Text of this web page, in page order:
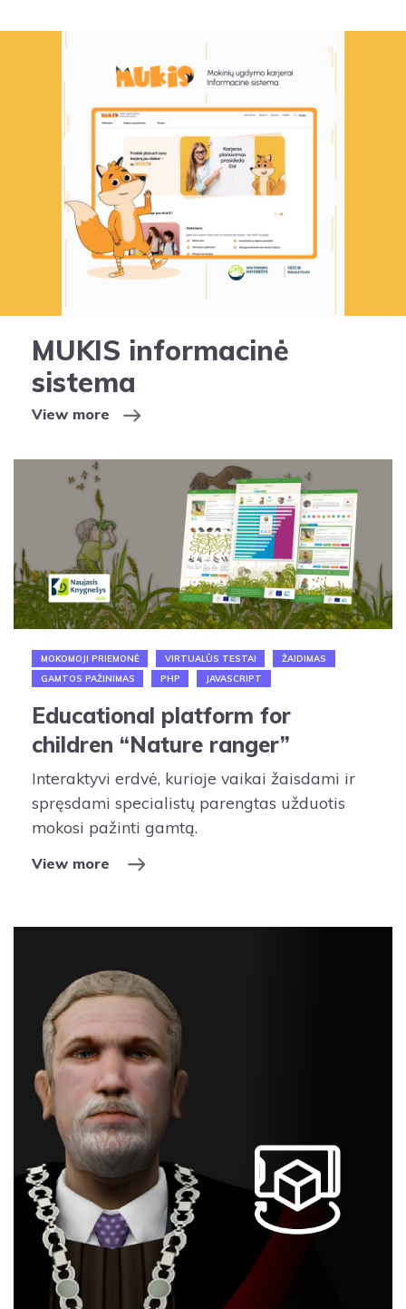
MUKIS informacinė
sistema
View more
MOKOMOJI PRIEMONĖ VIRTUALŪS TESTAI
ŽAIDIMAS
GAMTOS PAŽINIMAS
PHP JAVASCRIPT
Educational platform for
children “Nature ranger”
Interaktyvi erdvė, kurioje vaikai žaisdami ir
spręsdami specialistų parengtas užduotis
mokosi pažinti gamtą.
View more